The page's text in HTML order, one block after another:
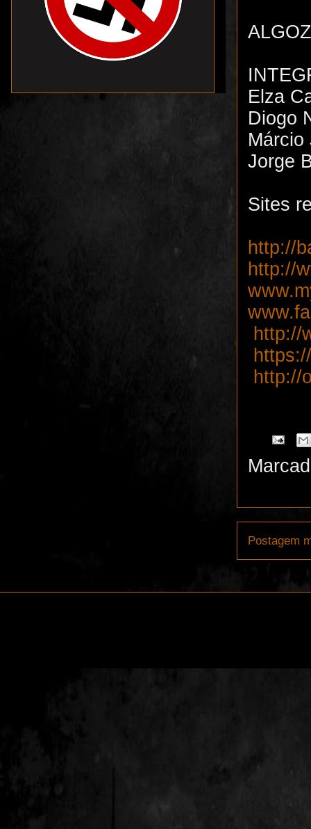
ALGOZ
Elza
Diogo
Márcio
Jorge
Sites
http://
http://
http://
http://
Postagem